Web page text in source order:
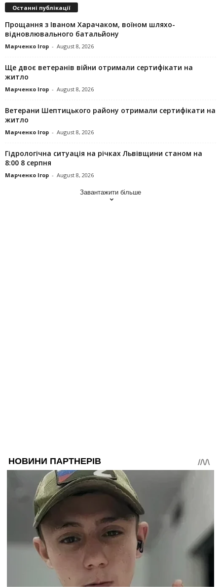
Останні публікації
Прощання з Іваном Харачаком, воїном шляхо-
відновлювального батальйону
Марченко Ігор - August 8, 2026
Ще двоє ветеранів війни отримали сертифікати на
житло
Марченко Ігор - August 8, 2026
Ветерани Шептицького району отримали сертифікати на
житло
Марченко Ігор - August 8, 2026
Гідрологічна ситуація на річках Львівщини станом на
8:00 8 серпня
Марченко Ігор - August 8, 2026
Завантажити більше